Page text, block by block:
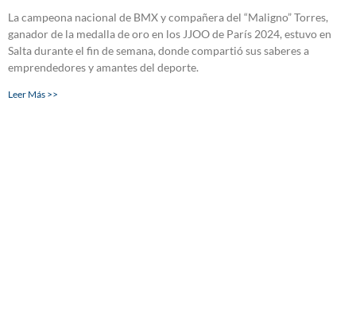
La campeona nacional de BMX y compañera del “Maligno” Torres,
ganador de la medalla de oro en los JJOO de París 2024, estuvo en
Salta durante el fin de semana, donde compartió sus saberes a
emprendedores y amantes del deporte.
Leer Más >>